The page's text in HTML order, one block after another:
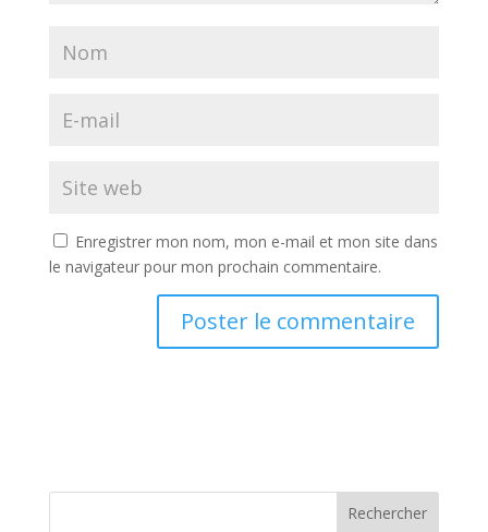
Enregistrer mon nom, mon e-mail et mon site dans
le navigateur pour mon prochain commentaire.